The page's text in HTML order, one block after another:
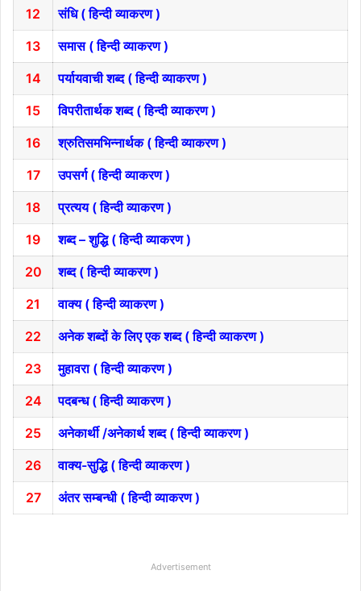
12
संधि ( हिन्दी व्याकरण )
13
समास ( हिन्दी व्याकरण )
14
पर्यायवाची शब्द ( हिन्दी व्याकरण )
15
विपरीतार्थक शब्द ( हिन्दी व्याकरण )
16
श्रुतिसमभिन्नार्थक ( हिन्दी व्याकरण )
17
उपसर्ग ( हिन्दी व्याकरण )
18
प्रत्यय ( हिन्दी व्याकरण )
19
शब्द – शुद्धि ( हिन्दी व्याकरण )
20
शब्द ( हिन्दी व्याकरण )
21
वाक्य ( हिन्दी व्याकरण )
22
अनेक शब्दों के लिए एक शब्द ( हिन्दी व्याकरण )
23
मुहावरा ( हिन्दी व्याकरण )
24
पदबन्ध ( हिन्दी व्याकरण )
25
अनेकार्थी /अनेकार्थ शब्द ( हिन्दी व्याकरण )
26
वाक्य-सुद्धि ( हिन्दी व्याकरण )
27
अंतर सम्बन्धी ( हिन्दी व्याकरण )
Advertisement